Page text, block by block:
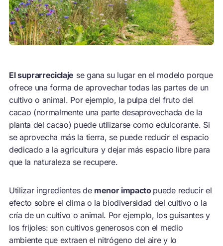
El suprarreciclaje se gana su lugar en el modelo porque
ofrece una forma de aprovechar todas las partes de un
cultivo o animal. Por ejemplo, la pulpa del fruto del
cacao (normalmente una parte desaprovechada de la
planta del cacao) puede utilizarse como edulcorante. Si
se aprovecha más la tierra, se puede reducir el espacio
dedicado a la agricultura y dejar más espacio libre para
que la naturaleza se recupere.
Utilizar ingredientes de menor impacto puede reducir el
efecto sobre el clima o la biodiversidad del cultivo o la
cría de un cultivo o animal. Por ejemplo, los guisantes y
los frijoles: son cultivos generosos con el medio
ambiente que extraen el nitrógeno del aire y lo